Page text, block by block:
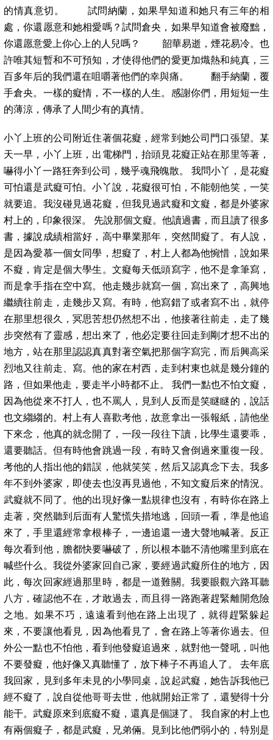
的情真意切。 試問納蘭，如果早知道和她只有三年的相
處，你還愿意和她相愛嗎？試問倉央，如果早知道會被廢黜，
你還愿意愛上你心上的人兒嗎？ 韶華易逝，煙花易冷。也
許唯其短暫和不可預知，才使得他們的愛更加熾熱和純真，三
百多年后的我們還在咀嚼著他們的幸與痛。 翻手納蘭，覆
手倉央。一樣的癡情，不一樣的人生。感謝你們，用短短一生
的薄涼，傳承了人間少有的真情。
小丫上班的公司附近住著個花癡，經常到她公司門口張望。某
天一早，小丫上班，出電梯門，抬頭見花癡正站在那里等著，
嚇得小丫一路狂奔到公司，幾乎魂飛魄散。 我問小丫，是花癡
可怕還是武癡可怕。小丫說，花癡很可怕，不能朝他笑，一笑
就要追。我沒碰見過花癡，但我見過武癡和文癡，都是外婆家
村上的，印象很深。 先說那個文癡。他讀過書，而且讀了很多
書，據說成績相當好，高中畢業那年，突然間癡了。有人說，
是因為愛慕一個女同學，想癡了，村上人都為他惋惜，說如果
不癡，肯定是個大學生。文癡每天低頭寫字，他不是拿筆寫，
而是拿手指在空中寫。他走幾步就寫一個，寫出來了，高興地
繼續往前走，走幾步又寫。有時，他寫錯了或者寫不出，就停
在那里想很久，冥思苦想仍然想不出，他接著往前走，走了幾
步突然有了靈感，想出來了，他必定要往回走到剛才想不出的
地方，站在那里認認真真對著空氣把那個字寫完，而后興高采
烈地又往前走、寫。他的家在村西，走到村東也就是幾分鐘的
路，但如果他走，要走半小時都不止。 我們一點也不怕文癡，
因為他從來不打人，也不罵人，見到人反而是笑瞇瞇的，說話
也文縐縐的。村上有人喜歡考他，故意拿出一張報紙，請他坐
下來念，他真的就念開了，一段一段往下讀，比學生還要乖，
還要聽話。但有時他會跳過一段，有時又會倒過來重復一段。
考他的人指出他的錯誤，他就笑笑，然后又認真念下去。我多
年不到外婆家，即使去也沒再見過他，不知文癡后來的情況。
武癡就不同了。他的出現好像一點規律也沒有，有時你在路上
走著，突然聽到后面有人驚慌失措地逃，回頭一看，準是他追
來了，手里還經常拿根棒子，一邊追還一邊大聲地喊著。反正
每次看到他，膽都快要嚇破了，所以根本聽不清他嘴里到底在
喊些什么。我從外婆家回自己家，要經過武癡所住的地方，因
此，每次回家經過那里時，都是一道難關。我要眼觀六路耳聽
八方，確認他不在，才敢過去，而且得一路跑著趕緊離開危險
之地。如果不巧，遠遠看到他在路上出現了，就得趕緊躲起
來，不要讓他看見，因為他看見了，會在路上等著你過去。但
外公一點也不怕他，看到他發癡追過來，就對他一聲吼，叫他
不要發癡，他好像又真聽懂了，放下棒子不再追人了。 去年底
我回家，見到多年未見的小學同桌，說起武癡，她告訴我他已
經不癡了，說自從他哥哥去世，他就開始正常了，還變得十分
能干。武癡原來到底癡不癡，還真是個謎了。 我自家的村上也
有兩個癡子，都是武癡，兄弟倆。見到比他們弱小的，特別是